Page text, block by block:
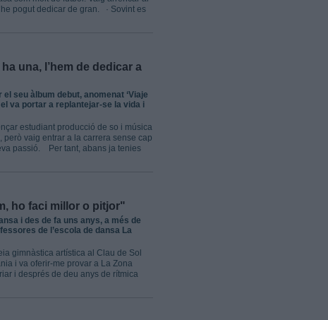
pogut dedicar de gran. · Sovint es
una, l’hem de dedicar a
seu àlbum debut, anomenat ‘Viaje
va portar a replantejar-se la vida i
estudiant producció de so i música
però vaig entrar a la carrera sense cap
passió. Per tant, abans ja tenies
ho faci millor o pitjor"
i des de fa uns anys, a més de
de l’escola de dansa La
gimnàstica artística al Clau de Sol
i va oferir-me provar a La Zona
i després de deu anys de rítmica